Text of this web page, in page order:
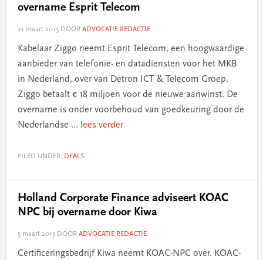
overname Esprit Telecom
21 maart 2013DOOR ADVOCATIE REDACTIE
Kabelaar Ziggo neemt Esprit Telecom, een hoogwaardige
aanbieder van telefonie- en datadiensten voor het MKB
in Nederland, over van Detron ICT & Telecom Groep.
Ziggo betaalt € 18 miljoen voor de nieuwe aanwinst. De
overname is onder voorbehoud van goedkeuring door de
Nederlandse ... lees verder
FILED UNDER: DEALS
Holland Corporate Finance adviseert KOAC
NPC bij overname door Kiwa
5 maart 2013DOOR ADVOCATIE REDACTIE
Certificeringsbedrijf Kiwa neemt KOAC-NPC over. KOAC-